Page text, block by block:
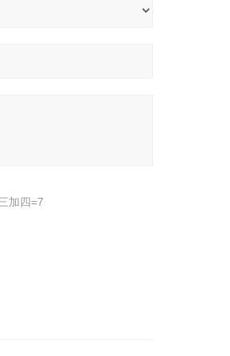
加四=7